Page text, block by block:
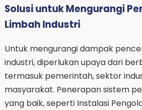
Solusi untuk Mengurangi
Limbah Industri
Untuk mengurangi dampak
industri, diperlukan upaya dari
termasuk pemerintah, sektor
masyarakat. Penerapan sistem
yang baik, seperti Instalasi